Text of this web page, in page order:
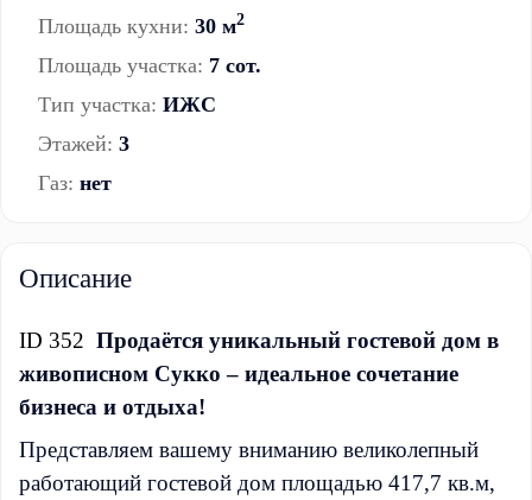
Площадь кухни: 30 м2
Площадь участка: 7 сот.
Тип участка: ИЖС
Этажей: 3
Газ: нет
Описание
ID 352 Продаётся уникальный гостевой дом в
живописном Сукко – идеальное сочетание
бизнеса и отдыха!
Представляем вашему вниманию великолепный
работающий гостевой дом площадью 417,7 кв.м,